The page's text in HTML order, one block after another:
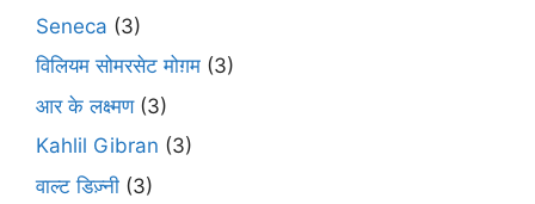
Seneca (3)
विलियम सोमरसेट मोग़म (3)
आर के लक्ष्मण(3)
Kahlil Gibran (3)
वाल्ट डिज़्नी (3)